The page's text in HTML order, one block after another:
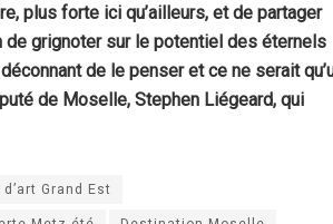
plus forte ici qu’ailleurs, et de partager
grignoter sur le potentiel des éternels
de le penser et ce ne serait
de Moselle, Stephen Liégeard, qui
Grand Est